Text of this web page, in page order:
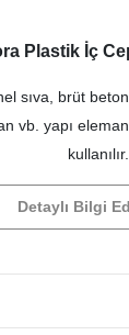
Plastik İç
sıva, brüt
vb. yapı
kullanılır.
Detaylı Bilgi